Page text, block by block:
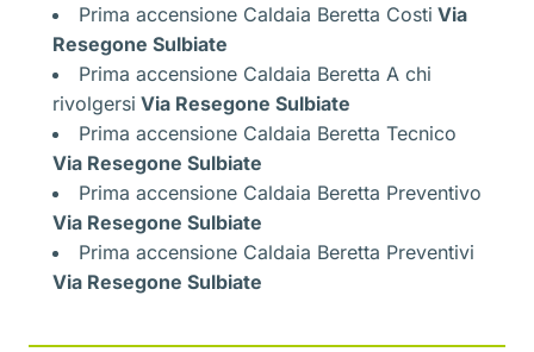
Prima accensione Caldaia Beretta Costi Via
Resegone Sulbiate
Prima accensione Caldaia Beretta A chi
rivolgersi Via Resegone Sulbiate
Prima accensione Caldaia Beretta Tecnico
Via Resegone Sulbiate
Prima accensione Caldaia Beretta Preventivo
Via Resegone Sulbiate
Prima accensione Caldaia Beretta Preventivi
Via Resegone Sulbiate